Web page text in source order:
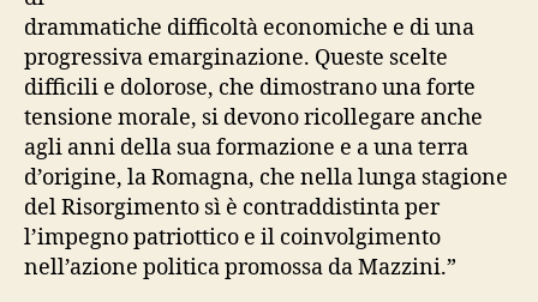
drammatiche difficoltà economiche e di una
progressiva emarginazione. Queste scelte
difficili e dolorose, che dimostrano una forte
tensione morale, si devono ricollegare anche
agli anni della sua formazione e a una terra
d’origine, la Romagna, che nella lunga stagione
del Risorgimento sì è contraddistinta per
l’impegno patriottico e il coinvolgimento
nell’azione politica promossa da Mazzini.”